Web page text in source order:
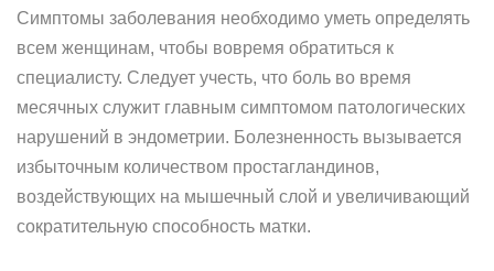
Симптомы заболевания необходимо уметь определять
всем женщинам, чтобы вовремя обратиться к
специалисту. Следует учесть, что боль во время
месячных служит главным симптомом патологических
нарушений в эндометрии. Болезненность вызывается
избыточным количеством простагландинов,
воздействующих на мышечный слой и увеличивающий
сократительную способность матки.